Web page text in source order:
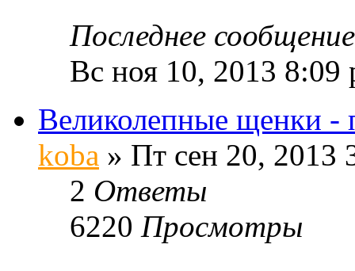
Последнее
Вс ноя 10, 2013 8:09
Великолепные щенки -
koba » Пт сен 20, 2013
2 Ответы
6220 Просмотры